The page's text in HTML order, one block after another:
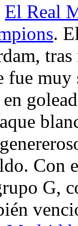
El Real
.
fue
Con
G,